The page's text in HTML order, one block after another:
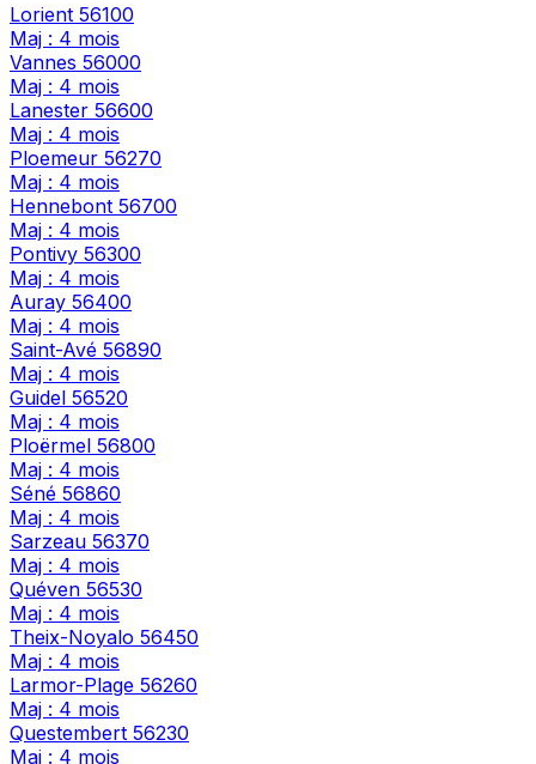
Lorient 56100
Maj : 4 mois
Vannes 56000
Maj : 4 mois
Lanester 56600
Maj : 4 mois
Ploemeur 56270
Maj : 4 mois
Hennebont 56700
Maj : 4 mois
Pontivy 56300
Maj : 4 mois
Auray 56400
Maj : 4 mois
Saint-Avé 56890
Maj : 4 mois
Guidel 56520
Maj : 4 mois
Ploërmel 56800
Maj : 4 mois
Séné 56860
Maj : 4 mois
Sarzeau 56370
Maj : 4 mois
Quéven 56530
Maj : 4 mois
Theix-Noyalo 56450
Maj : 4 mois
Larmor-Plage 56260
Maj : 4 mois
Questembert 56230
Maj : 4 mois